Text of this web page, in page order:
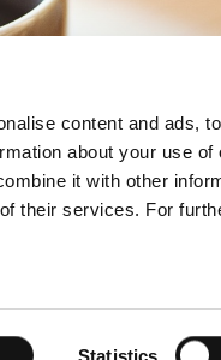
content and ads,
about your use
it with other
their services. For
Statistics